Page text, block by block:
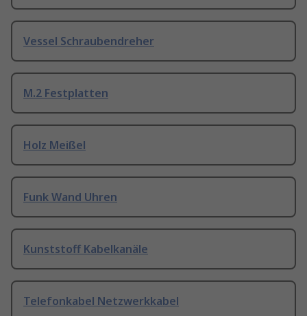
Vessel Schraubendreher
M.2 Festplatten
Holz Meißel
Funk Wand Uhren
Kunststoff Kabelkanäle
Telefonkabel Netzwerkkabel